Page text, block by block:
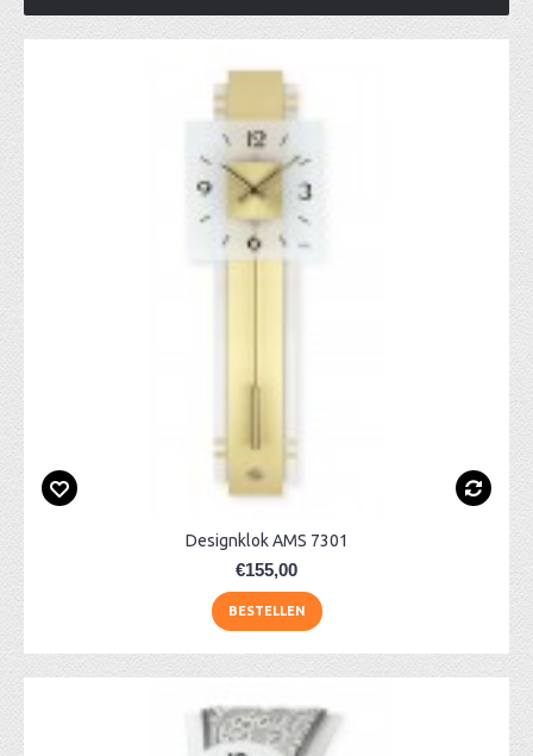
Designklok AMS 7301
€155,00
BESTELLEN